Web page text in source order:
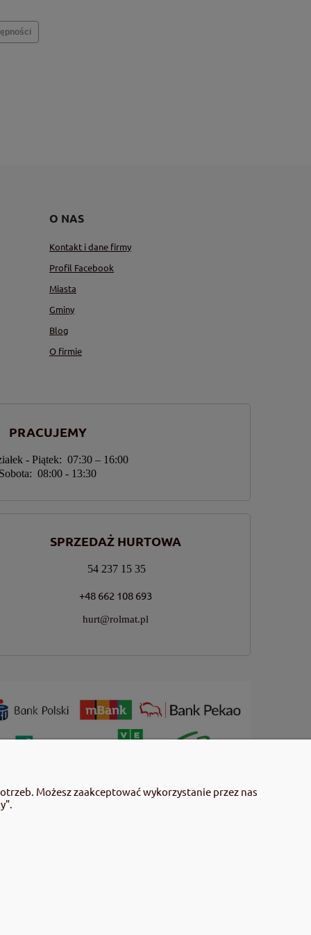
O NAS
Kontakt i dane firmy
Profil Facebook
Miasta
Gminy
Blog
O firmie
PRACUJEMY
- Piątek: 07:30 – 16:00
08:00 - 13:30
SPRZEDAŻ HURTOWA
54 237 15 35
+48 662 108 693
hurt@rolmat.pl
w etykiecie. Środki ochrony roślin do użytku
ochrony roślin określone w ustawie (art. 28 Ustawy z
Możesz zaakceptować wykorzystanie przez nas